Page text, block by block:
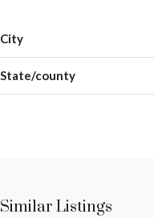
City
State/county
Similar Listings